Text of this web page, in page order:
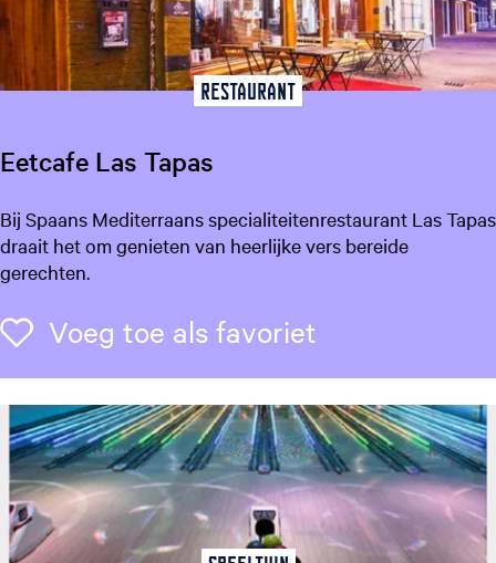
W
a
n
Eetcafe Las Tapas
E
e
t
a
e
L
T
p
Bij Spaans Mediterraans specialiteitenrestaurant Las Tapas
draait het om genieten van heerlijke vers bereide
gerechten.
Restaurant
Voeg toe als favoriet